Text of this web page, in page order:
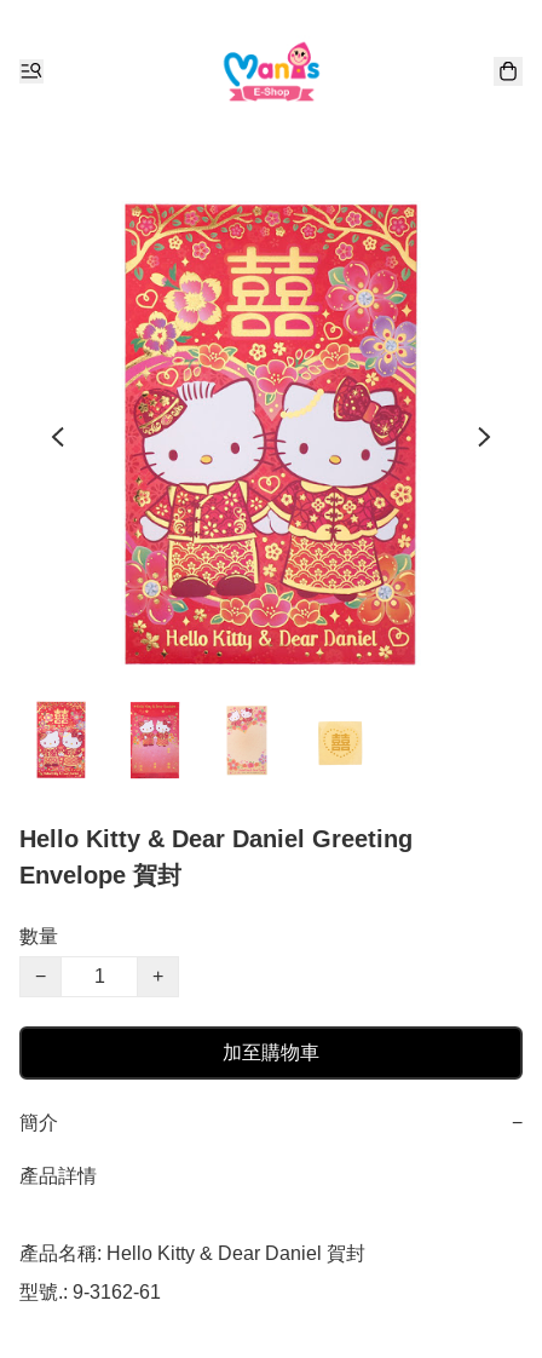
Hello Kitty & Dear Daniel Greeting
Envelope 賀封
數量
−
+
加至購物車
簡介 −
產品詳情
產品名稱: Hello Kitty & Dear Daniel 賀封
型號.: 9-3162-61